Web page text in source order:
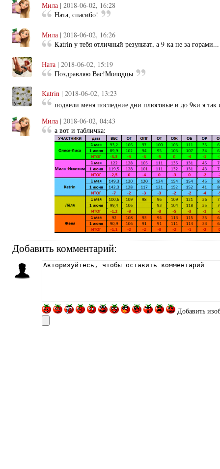
Мила | 2018-06-02, 16:28
Ната, спасибо!
Мила | 2018-06-02, 16:26
Katrin у тебя отличный результат, а 9-ка не за горами...
Ната | 2018-06-02, 15:19
Поздравляю Вас!Молодцы
Katrin | 2018-06-02, 13:23
подвели меня последние дни плюсовые и до 9ки я так
Мила | 2018-06-02, 04:43
а вот и табличка:
Добавить комментарий:
Добавить